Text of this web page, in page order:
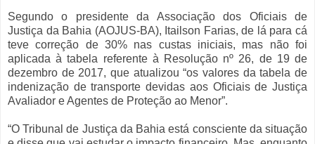
Segundo o presidente da Associação dos Oficiais de
Justiça da Bahia (AOJUS-BA), Itailson Farias, de lá para cá
teve correção de 30% nas custas iniciais, mas não foi
aplicada à tabela referente à Resolução nº 26, de 19 de
dezembro de 2017, que atualizou “os valores da tabela de
indenização de transporte devidas aos Oficiais de Justiça
Avaliador e Agentes de Proteção ao Menor”.
“O Tribunal de Justiça da Bahia está consciente da situação